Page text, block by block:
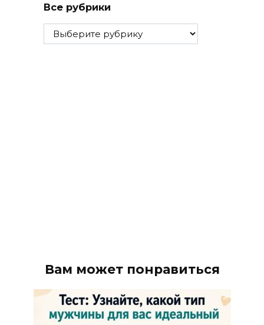
Все рубрики
Все
рубрики
Вам может понравиться